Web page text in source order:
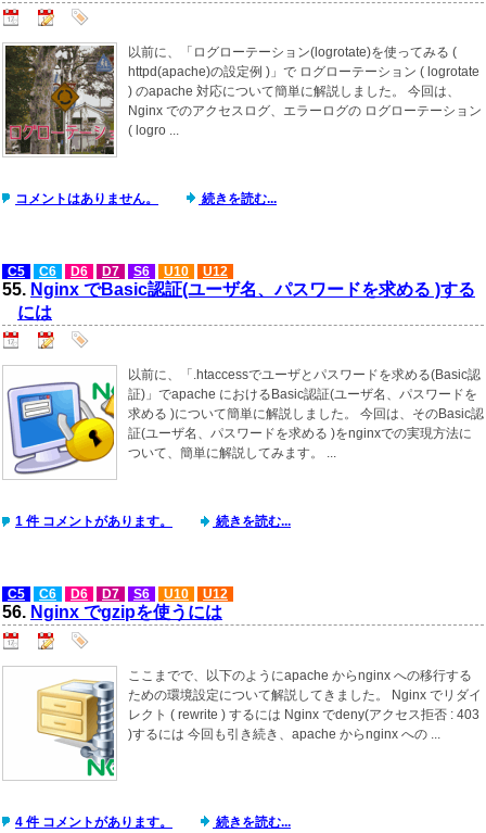
以前に、「ログローテーション(logrotate)を使ってみる (
httpd(apache)の設定例 )」で ログローテーション ( logrotate
) のapache 対応について簡単に解説しました。 今回は、
Nginx でのアクセスログ、エラーログの ログローテーション
( logro ...
コメントはありません。 続きを読む...
C5 C6 D6 D7 S6 U10 U12
55. Nginx でBasic認証(ユーザ名、パスワードを求める )する
には
以前に、「.htaccessでユーザとパスワードを求める(Basic認
証)」でapache におけるBasic認証(ユーザ名、パスワードを
求める )について簡単に解説しました。 今回は、そのBasic認
証(ユーザ名、パスワードを求める )をnginxでの実現方法に
ついて、簡単に解説してみます。 ...
1 件 コメントがあります。 続きを読む...
C5 C6 D6 D7 S6 U10 U12
56. Nginx でgzipを使うには
ここまでで、以下のようにapache からnginx への移行する
ための環境設定について解説してきました。 Nginx でリダイ
レクト ( rewrite ) するには Nginx でdeny(アクセス拒否 : 403
)するには 今回も引き続き、apache からnginx への ...
4 件 コメントがあります。 続きを読む...